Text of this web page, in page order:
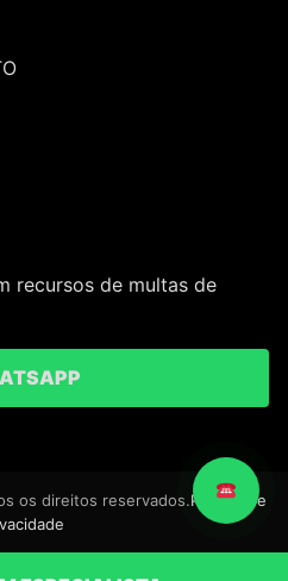
recursos de multas de
os direitos reservados.Política de